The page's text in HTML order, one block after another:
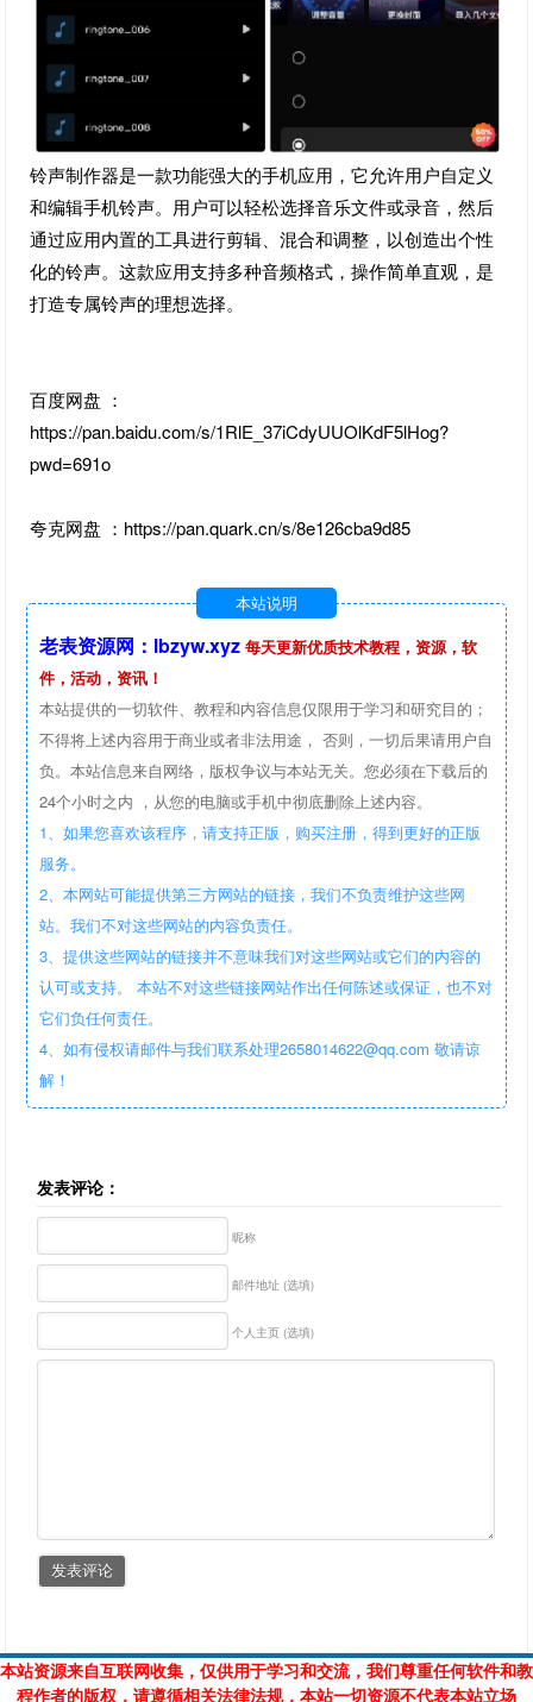
铃声制作器是一款功能强大的手机应用，它允许用户自定义
和编辑手机铃声。用户可以轻松选择音乐文件或录音，然后
通过应用内置的工具进行剪辑、混合和调整，以创造出个性
化的铃声。这款应用支持多种音频格式，操作简单直观，是
打造专属铃声的理想选择。
百度网盘 ：
https://pan.baidu.com/s/1RlE_37iCdyUUOlKdF5lHog?
pwd=691o
夸克网盘 ：https://pan.quark.cn/s/8e126cba9d85
本站说明
老表资源网：lbzyw.xyz 每天更新优质技术教程，资源，软
件，活动，资讯！
本站提供的一切软件、教程和内容信息仅限用于学习和研究目的；
不得将上述内容用于商业或者非法用途， 否则，一切后果请用户自
负。本站信息来自网络，版权争议与本站无关。您必须在下载后的
24个小时之内 ，从您的电脑或手机中彻底删除上述内容。
1、如果您喜欢该程序，请支持正版，购买注册，得到更好的正版
服务。
2、本网站可能提供第三方网站的链接，我们不负责维护这些网
站。我们不对这些网站的内容负责任。
3、提供这些网站的链接并不意味我们对这些网站或它们的内容的
认可或支持。 本站不对这些链接网站作出任何陈述或保证，也不对
它们负任何责任。
4、如有侵权请邮件与我们联系处理2658014622@qq.com 敬请谅
解！
发表评论：
昵称
邮件地址 (选填)
个人主页 (选填)
本站资源来自互联网收集，仅供用于学习和交流，我们尊重任何软件和教
程作者的版权，请遵循相关法律法规，本站一切资源不代表本站立场